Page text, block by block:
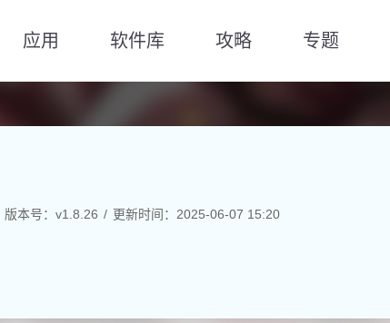
应用 软件库 攻略 专题
版本号：v1.8.26 更新时间：2025-06-07 15:20